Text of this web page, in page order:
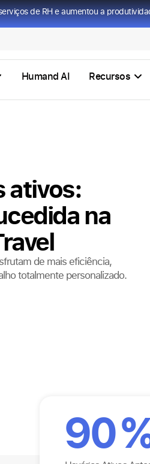
de RH e aumentou a
Humand AI Recursos
ativos:
na
de mais eficiência,
totalmente personalizado.
90